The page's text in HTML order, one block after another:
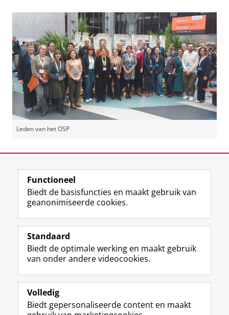
Leden van het OSP
View this page in:
Volg de RUG
F
a
e
b
o
p
a
L
i
k
e
I
-
p
R
S
-
f
e
R
i
I
n
t
r
m
-
Y
o
T
e
k
a
Studiekiezers
Alumni
Over ons
Functioneel
Biedt de basisfuncties en maakt gebruik van
geanonimiseerde cookies.
Standaard
Biedt de optimale werking en maakt gebruik
van onder andere videocookies.
Volledig
Biedt gepersonaliseerde content en maakt